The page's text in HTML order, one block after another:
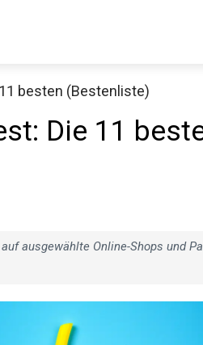
besten (Bestenliste)
Die 11
ausgewählte Online-Shops und
Decathlon Sale
meistverkauften Produkte im
Jetzt anschauen